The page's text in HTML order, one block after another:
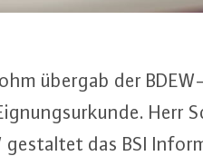
übergab der
Herr
gestaltet das BSI